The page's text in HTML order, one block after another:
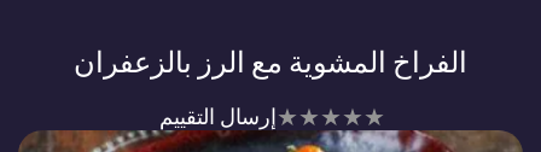
الفراخ المشوية مع الرز بالزعفران
لم
إرسال التقييم